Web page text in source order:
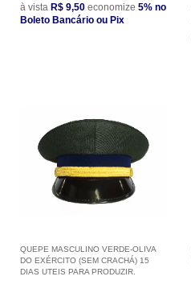
à vista R$ 9,50 economize 5% no
Boleto Bancário ou Pix
QUEPE MASCULINO VERDE-OLIVA
DO EXÉRCITO (SEM CRACHÁ) 15
DIAS UTEIS PARA PRODUZIR.